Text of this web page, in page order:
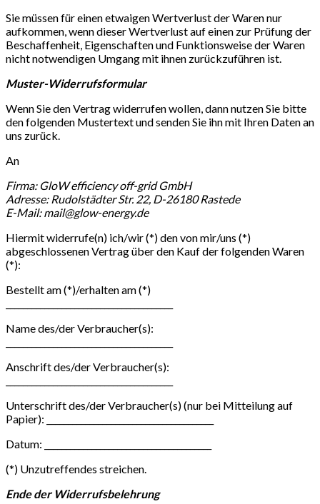
Sie müssen für einen etwaigen Wertverlust der Waren nur
aufkommen, wenn dieser Wertverlust auf einen zur Prüfung der
Beschaffenheit, Eigenschaften und Funktionsweise der Waren
nicht notwendigen Umgang mit ihnen zurückzuführen ist.
Muster-Widerrufsformular
Wenn Sie den Vertrag widerrufen wollen, dann nutzen Sie bitte
den folgenden Mustertext und senden Sie ihn mit Ihren Daten an
uns zurück.
An
Firma: GloW efficiency off-grid GmbH
Adresse: Rudolstädter Str. 22, D-26180 Rastede
E-Mail: mail@glow-energy.de
Hiermit widerrufe(n) ich/wir (*) den von mir/uns (*)
abgeschlossenen Vertrag über den Kauf der folgenden Waren
(*):
Bestellt am (*)/erhalten am (*)
Name des/der Verbraucher(s):
Anschrift des/der Verbraucher(s):
Unterschrift des/der Verbraucher(s) (nur bei Mitteilung auf
Papier): _______________________________________
Datum: _______________________________________
(*) Unzutreffendes streichen.
Ende der Widerrufsbelehrung